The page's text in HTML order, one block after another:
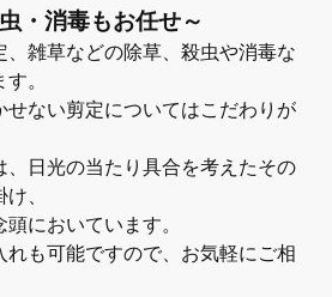
・消毒もお任せ～
雑草などの除草、殺虫や消毒な
。
ない剪定についてはこだわりが
日光の当たり具合を考えたその
、
においています。
も可能ですので、お気軽にご相